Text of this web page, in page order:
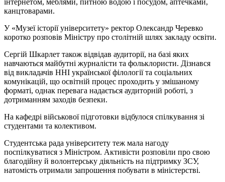
канцтоварами.
У «Музеї історії університету» ректор Олександр Черевко
коротко розповів Міністру про столітній шлях закладу освіти.
Сергій Шкарлет також відвідав аудиторії, на базі яких
навчаються майбутні журналісти та фольклористи. Дізнався
від викладачів ННІ української філології та соціальних
комунікацій, що освітній процес проходить у змішаному
форматі, однак перевага надається аудиторній роботі, з
дотриманням заходів безпеки.
На кафедрі військової підготовки відбулося спілкування зі
студентами та колективом.
Студентська рада університету теж мала нагоду
поспілкуватися з Міністром. Активісти розповіли про свою
благодійну й волонтерську діяльність на підтримку ЗСУ,
натомість отримали запрошення побувати в міністерстві.